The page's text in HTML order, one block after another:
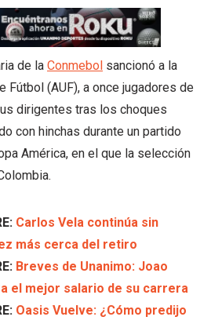
de la Conmebol sancionó a la
Fútbol (AUF), a once jugadores de
dirigentes tras los choques
con hinchas durante un partido
América, en el que la selección
Carlos Vela continúa sin
más cerca del retiro
Breves de Unanimo: Joao
el mejor salario de su carrera
Oasis Vuelve: ¿Cómo predijo